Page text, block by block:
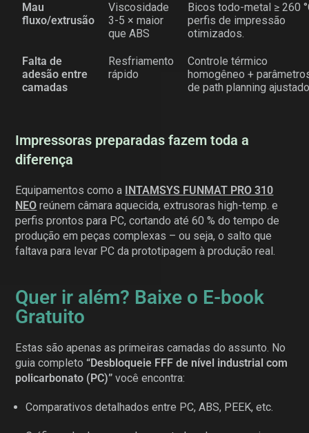
Mau
fluxo/extrusão
Viscosidade
3-5 × maior
que ABS
Bicos todo-metal ≥ 260
perfis de impressão
otimizados.
Falta de
adesão entre
camadas
Resfriamento
rápido
Controle térmico
homogêneo +
de path planning
Impressoras preparadas fazem toda a
diferença
Equipamentos como a INTAMSYS FUNMAT PRO 310
NEO reúnem câmara aquecida, extrusoras high-temp. e
perfis prontos para PC, cortando até 60 % do tempo de
produção em peças complexas – ou seja, o salto que
faltava para levar PC da prototipagem à produção real.
Quer ir além? Baixe o E-book
Gratuito
Estas são apenas as primeiras camadas do assunto. No
guia completo “Desbloqueie FFF de nível industrial com
policarbonato (PC)” você encontra:
Comparativos detalhados entre PC, ABS, PEEK, etc.